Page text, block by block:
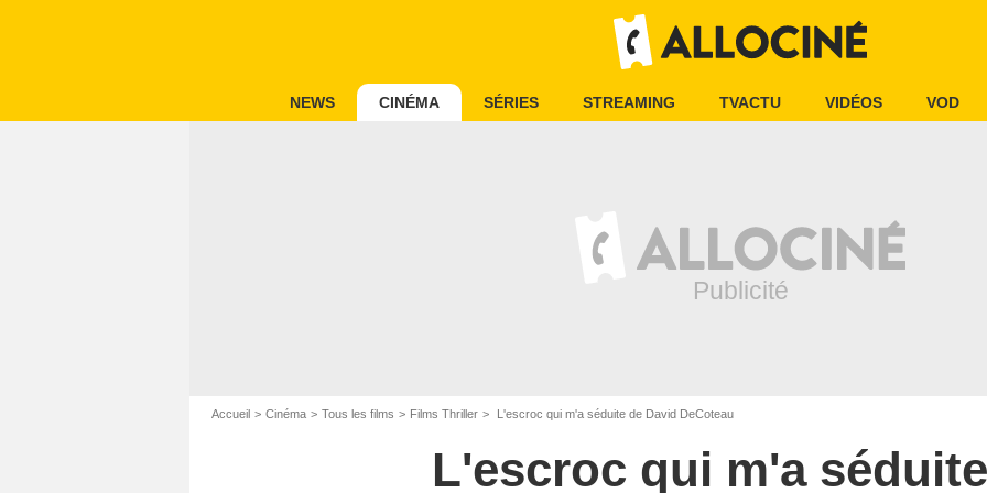
NEWS CINÉMA SÉRIES STREAMING TVACTU VIDÉOS VOD
Accueil Cinéma Tous les films Films Thriller L'escroc qui m'a séduite de David DeCoteau
L'escroc qui m'a séduite